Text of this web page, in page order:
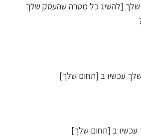
שלך [להשיג כל מטרה שהעסק שלך
עכשיו ב [תחום שלך]
ב [תחום שלך]